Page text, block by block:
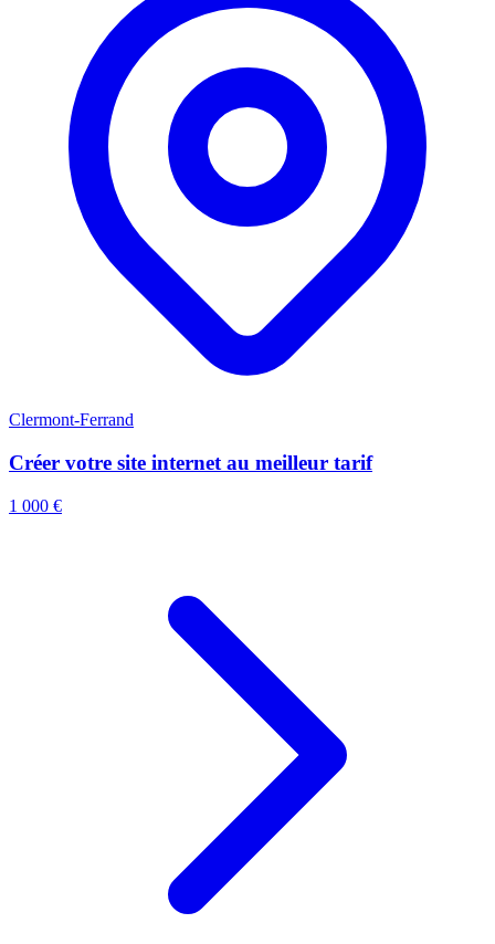
Clermont-Ferrand
Créer votre site internet au meilleur tarif
1 000 €